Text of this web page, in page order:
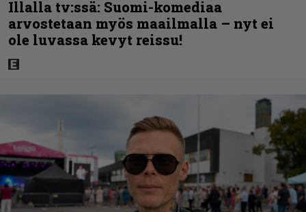
Illalla tv:ssä: Suomi-komediaa
arvostetaan myös maailmalla – nyt ei
ole luvassa kevyt reissu!